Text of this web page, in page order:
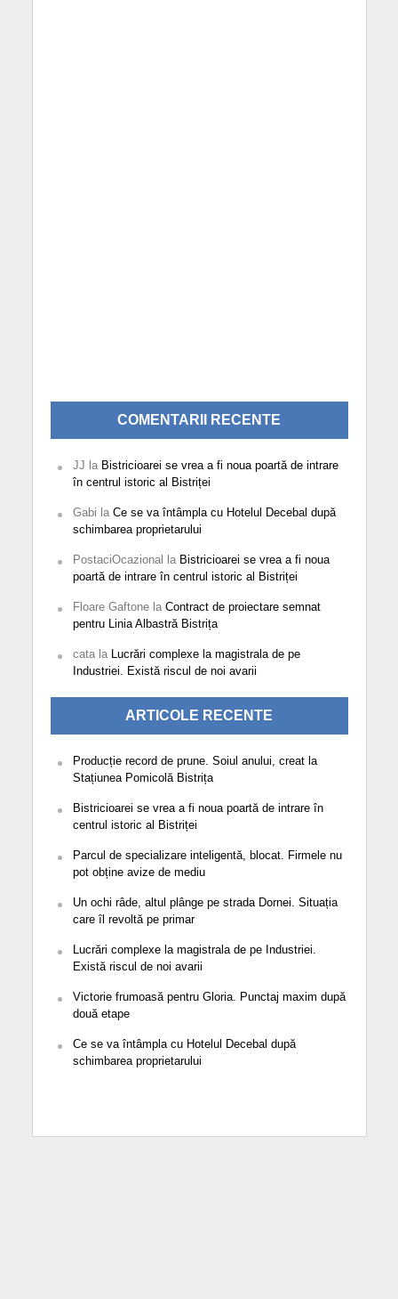
COMENTARII RECENTE
JJ la Bistricioarei se vrea a fi noua poartă de intrare
în centrul istoric al Bistriței
Gabi la Ce se va întâmpla cu Hotelul Decebal după
schimbarea proprietarului
PostaciOcazional la Bistricioarei se vrea a fi noua
poartă de intrare în centrul istoric al Bistriței
Floare Gaftonela Contract de proiectare semnat
pentru Linia Albastră Bistrița
catala Lucrări complexe la magistrala de pe
Industriei. Există riscul de noi avarii
ARTICOLE RECENTE
Producție record de prune. Soiul anului, creat la
Stațiunea Pomicolă Bistrița
Bistricioarei se vrea a fi noua poartă de intrare în
centrul istoric al Bistriței
Parcul de specializare inteligentă, blocat. Firmele nu
pot obține avize de mediu
Un ochi râde, altul plânge pe strada Dornei. Situația
care îl revoltă pe primar
Lucrări complexe la magistrala de pe Industriei.
Există riscul de noi avarii
Victorie frumoasă pentru Gloria. Punctaj maxim după
două etape
Ce se va întâmpla cu Hotelul Decebal după
schimbarea proprietarului